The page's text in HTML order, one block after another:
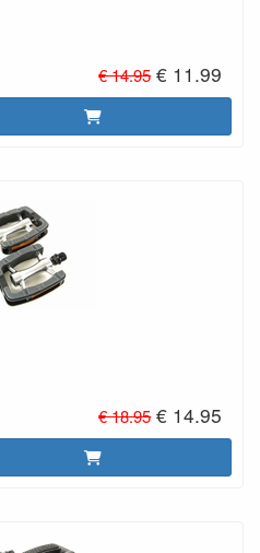
€ 14.95 € 11.99
€ 18.95 € 14.95